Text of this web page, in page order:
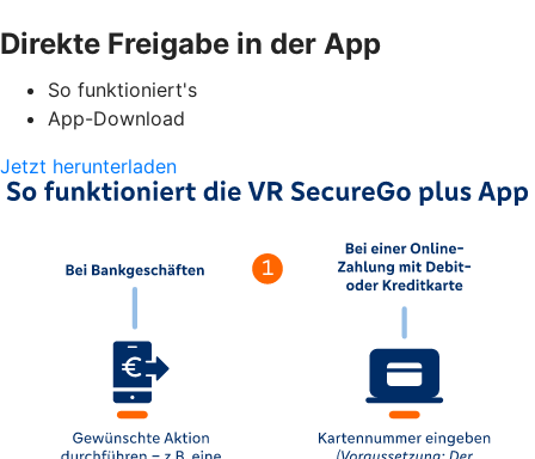
Direkte Freigabe in der App
So funktioniert's
App-Download
Jetzt herunterladen